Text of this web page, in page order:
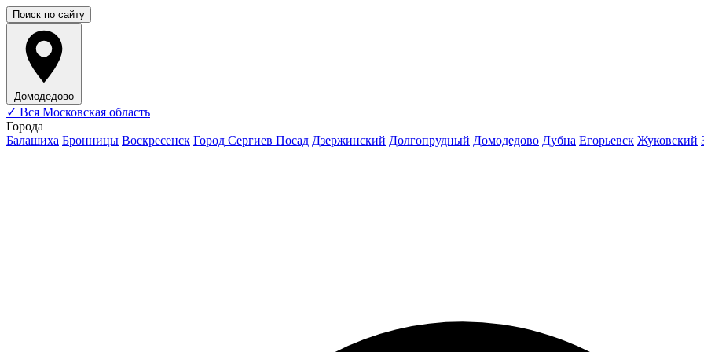
Поиск по сайту
Домодедово
✓ Вся Московская область
Города
Балашиха Бронницы Воскресенск Город Сергиев Посад Дзержинский Долгопрудный Домодедово Дубна Егорьевск Жуковский